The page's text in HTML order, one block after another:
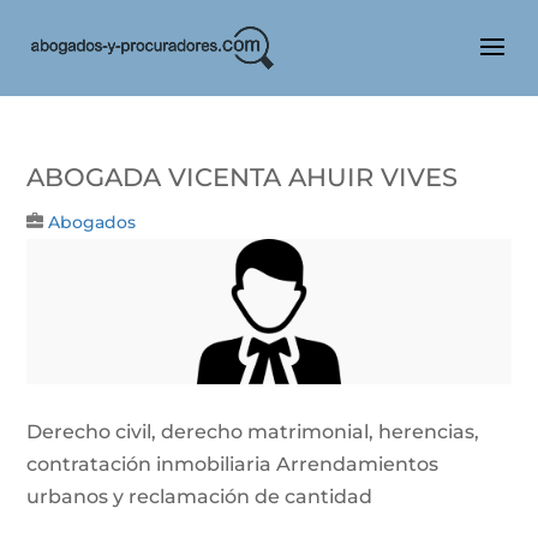
Abogada Vicenta Ahuir Vives
Abogados
Derecho civil, derecho matrimonial, herencias,
contratación inmobiliaria Arrendamientos
urbanos y reclamación de cantidad